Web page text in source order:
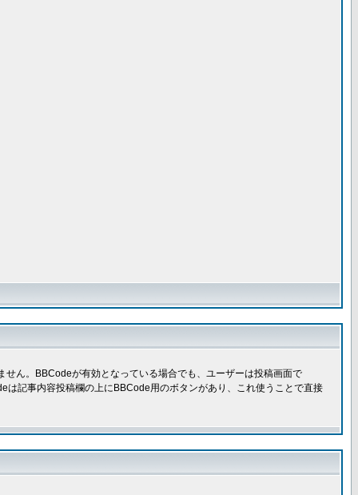
ん。BBCodeが有効となっている場合でも、ユーザーは投稿画面で
記事内容投稿欄の上にBBCode用のボタンがあり、これ使うことで直接